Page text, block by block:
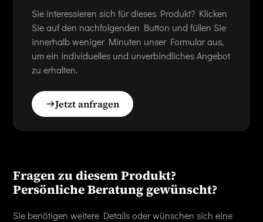
Sie interessieren sich für dieses Produkt? Klicken
Sie auf den nachfolgenden Button und füllen Sie
innerhalb weniger Minuten unser Formular aus,
um ein individuelles und unverbindliches Angebot
zu erhalten.
Jetzt anfragen
Fragen zu diesem Produkt?
Persönliche Beratung gewünscht?
Sie benötigen weitere Details oder wünschen sich eine